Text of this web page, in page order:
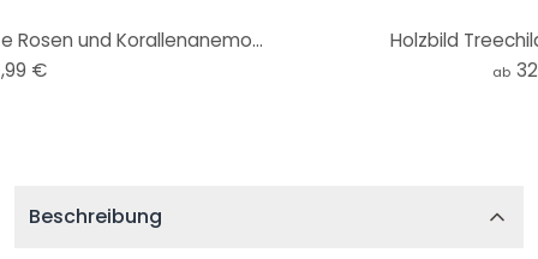
Wandtattoo Zwara - Illustrierte Rosen und Korallenanemonen - Rund
€
Holzbild
ab
Beschreibung